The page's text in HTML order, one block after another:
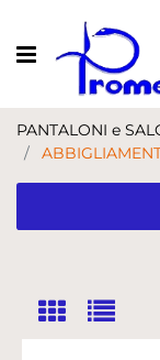
Open menu
PANTALONI e